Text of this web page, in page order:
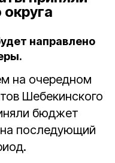
направлено
на очередном
Шебекинского
бюджет
на последующий